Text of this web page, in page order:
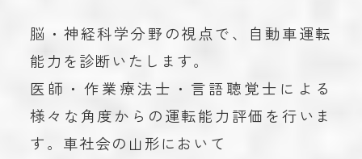
脳・神経科学分野の視点で、自動車運転
能力を診断いたします。
医師・作業療法士・言語聴覚士による
様々な角度からの運転能力評価を行いま
す。車社会の山形において